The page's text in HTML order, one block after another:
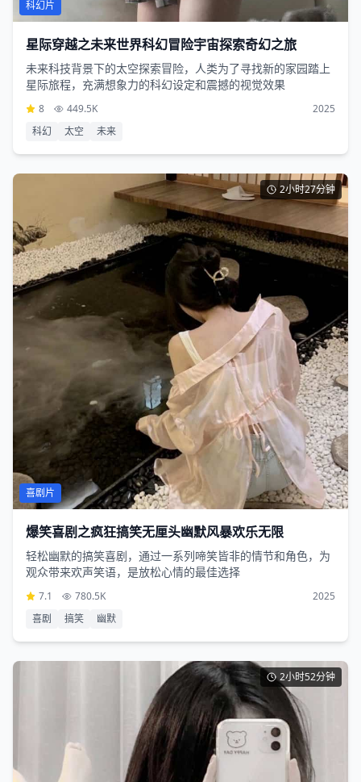
科幻片
星际穿越之未来世界科幻冒险宇宙探索奇幻之旅
未来科技背景下的太空探索冒险，人类为了寻找新的家园踏上
星际旅程，充满想象力的科幻设定和震撼的视觉效果
8 449.5K
2025
科幻
太空 未来
2小时27分钟
喜剧片
爆笑喜剧之疯狂搞笑无厘头幽默风暴欢乐无限
轻松幽默的搞笑喜剧，通过一系列啼笑皆非的情节和角色，为
观众带来欢声笑语，是放松心情的最佳选择
7.1 780.5K
2025
喜剧
搞笑 幽默
2小时52分钟